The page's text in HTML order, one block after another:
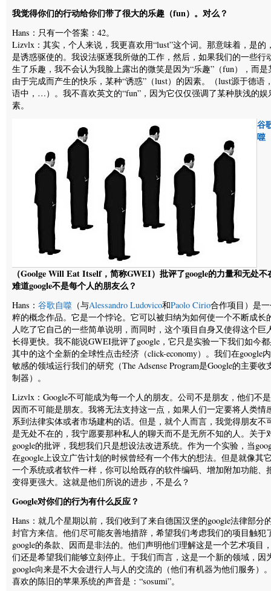
我觉得你们的行动给你们带了很大的乐趣（fun）。对么？
Hans：只有一个答案：42。
Lizvlx：其实，个人来说，我更喜欢用“lust”这个词。那意味着，是的
是诱惑驱使的。我设法驱逐我所做的工作，然后，如果我们的一些行
生了乐趣，我不会认为我脸上露出的微笑是因为“乐趣”（fun），而是
由于完成而产生的快乐，某种“诱惑”（lust）的因素。（lust源于德语
语中，…）。我不喜欢英文的“fun”，因为它仅仅强调了某种肤浅的娱
素。
谷
噬
（Goolge Will Eat Itself，简称GWEI）批评了google的力量和无处不
难道google不是每个人的朋友么？
Hans： 谷歌自噬 （与Alessandro Ludovico和Paolo Cirio合作项目）是
粹的概念作品。它是一个悖论。它可以被归纳为如何使一个不断成长
人吃了它自己的一些简单说明，而同时，这个项目自身又使得这个巨
长得更快。我不能说GWEI批评了google，它只是实验一下我们如今
其中的这个全新的全球性点击经济（click-economy）。我们在google
敏感的领域运行我们的研究（The Adsense Program是Google的主要收
制器）。
Lizvlx：Google不可能成为每一个人的朋友。公司不是朋友，他们不
因而不可能是朋友。我将无法支持这一点，如果人们一定要将人类情
系到法律实体或者市场建构的话。但是，就个人而言，我觉得朋友不
是无处不在的，我宁愿要那种私人的聊天而不是无所不知的人。关于
google的批评，我想我们只是想设法改进系统。作为一个实验，当
在google上设立广告计划的时候曾经有一个伟大的想法。但是就像其
一个系统或者软件一样，你可以给既存的软件编码、增加附加功能、
变得更强大。这就是他们所说的进步，不是么？
Google对你们的行为有什么反应？
Hans：就几个星期以前，我们收到了来自德国汉堡的google法律部分
封官方来信。他们尽可能友善地措辞，希望我们考虑我们的项目触犯
google的条款、因而是非法的。他们声明他们理解这是一个艺术项目
们还是希望我们能够立刻停止。于我们而言，这是一个新的领域，因
google向来是不大会进行人与人的交流的（他们有机器为他们服务）
喜欢的陈旧的苹果系统的声音是：“sosumi”。